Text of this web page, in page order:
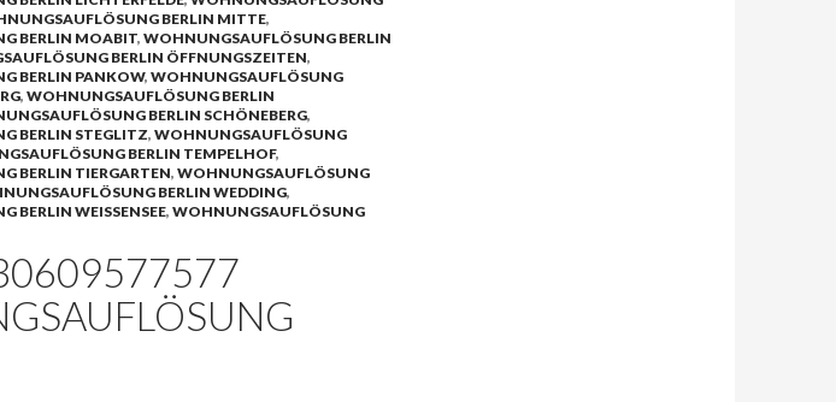
BERLIN MITTE,
BERLIN MOABIT, WOHNUNGSAUFLÖSUNG BERLIN
BERLIN ÖFFNUNGSZEITEN,
BERLIN PANKOW, WOHNUNGSAUFLÖSUNG
, WOHNUNGSAUFLÖSUNG BERLIN
BERLIN SCHÖNEBERG,
BERLIN STEGLITZ, WOHNUNGSAUFLÖSUNG
BERLIN TEMPELHOF,
BERLIN TIERGARTEN, WOHNUNGSAUFLÖSUNG
BERLIN WEDDING,
WEISSENSEE , WOHNUNGSAUFLÖSUNG